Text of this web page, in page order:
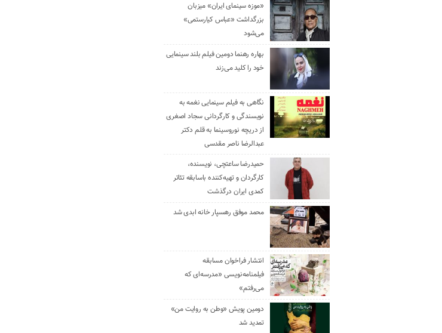
«موزه سینمای ایران» میزبان
بزرگداشت «عباس کیارستمی»
می‌شود
بهاره رهنما دومین فیلم بلند سینمایی
خود را کلید می‌زند
نگاهی به فیلم سینمایی نغمه به
نویسندگی و کارگردانی سجاد اصغری
از دریچه نوروسینما به قلم دکتر
عبدالرضا ناصر مقدسی
حمیدرضا ساعتچی، نویسنده،
کارگردان و تهیه‌کننده باسابقه تئاتر
کمدی ایران درگذشت
محمد موفق رهسپار خانه ابدی شد
انتشار فراخوان مسابقه
فیلمنامه‌نویسی «مدرسه‌ای که
می‌رفتم»
دومین پویش «وطن به روایت من»
تمدید شد